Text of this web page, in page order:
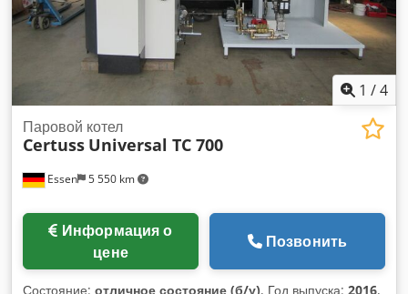
1 /4
Essen 5 550 km
Паровой котел
Certuss Universal TC 700
цене
Позвонить
Состояние: отличное состояние (б/у), Год выпуска: 2016,